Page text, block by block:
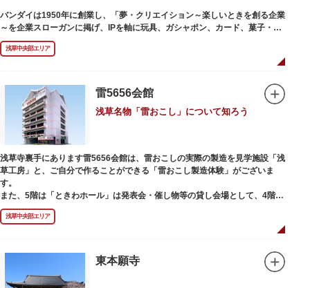
バンダイは1950年に創業し、「夢・クリエイション～楽しいときを創る企業
～を企業スローガンに掲げ、IPを軸に玩具、ガシャポン、カード、菓子・食
品・食玩、アパレル、日用雑貨など、お客さまの身近で楽しんでいただける
エンターテインメントをお届けしています。
浅草中央部エリア
雷5656会館
浅草名物「雷おこし」について知ろう
浅草寺裏手にあります雷5656会館は、雷おこしの実際の製造を見学施設「浅
草工房」と、ご自分で作ることができる「雷おこし製造体験」がございま
す。
また、5階は「ときわホール」は発表会・催し物等の貸し会場として、4階は
打合せなどでご利用いただける「貸しスペース」がございます。
浅草中央部エリア
東本願寺